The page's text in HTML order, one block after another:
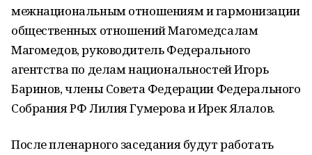
межнациональным отношениям и гармонизации
общественных отношений Магомедсалам
Магомедов, руководитель Федерального
агентства по делам национальностей Игорь
Баринов, члены Совета Федерации Федерального
Собрания РФ Лилия Гумерова и Ирек Ялалов.
После пленарного заседания будут работать